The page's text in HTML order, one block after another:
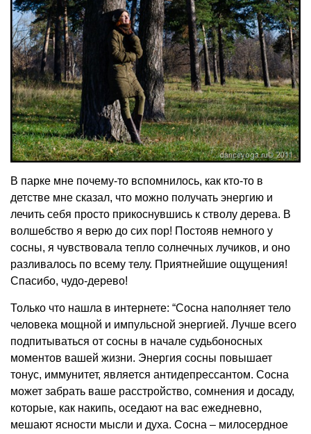
В парке мне почему-то вспомнилось, как кто-то в
детстве мне сказал, что можно получать энергию и
лечить себя просто прикоснувшись к стволу дерева. В
волшебство я верю до сих пор! Постояв немного у
сосны, я чувствовала тепло солнечных лучиков, и оно
разливалось по всему телу. Приятнейшие ощущения!
Спасибо, чудо-дерево!
Только что нашла в интернете: “Сосна наполняет тело
человека мощной и импульсной энергией. Лучше всего
подпитываться от сосны в начале судьбоносных
моментов вашей жизни. Энергия сосны повышает
тонус, иммунитет, является антидепрессантом. Сосна
может забрать ваше расстройство, сомнения и досаду,
которые, как накипь, оседают на вас ежедневно,
мешают ясности мысли и духа. Сосна – милосердное